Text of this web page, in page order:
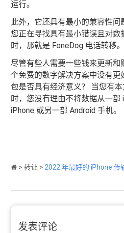
运行。
此外，它还具有最小的兼容性问
您正在寻找具有最小错误且对数
时，那就是 FoneDog 电话转移。
尽管有些人需要一些钱来更新
个免费的数字解决方案中没有
包是否具有经济意义？ 当您有
时，您没有理由不将数据从一部
iPhone 或另一部 Android 手机。
>转让 > 2022 年最好的 iPhone 传
发表评论